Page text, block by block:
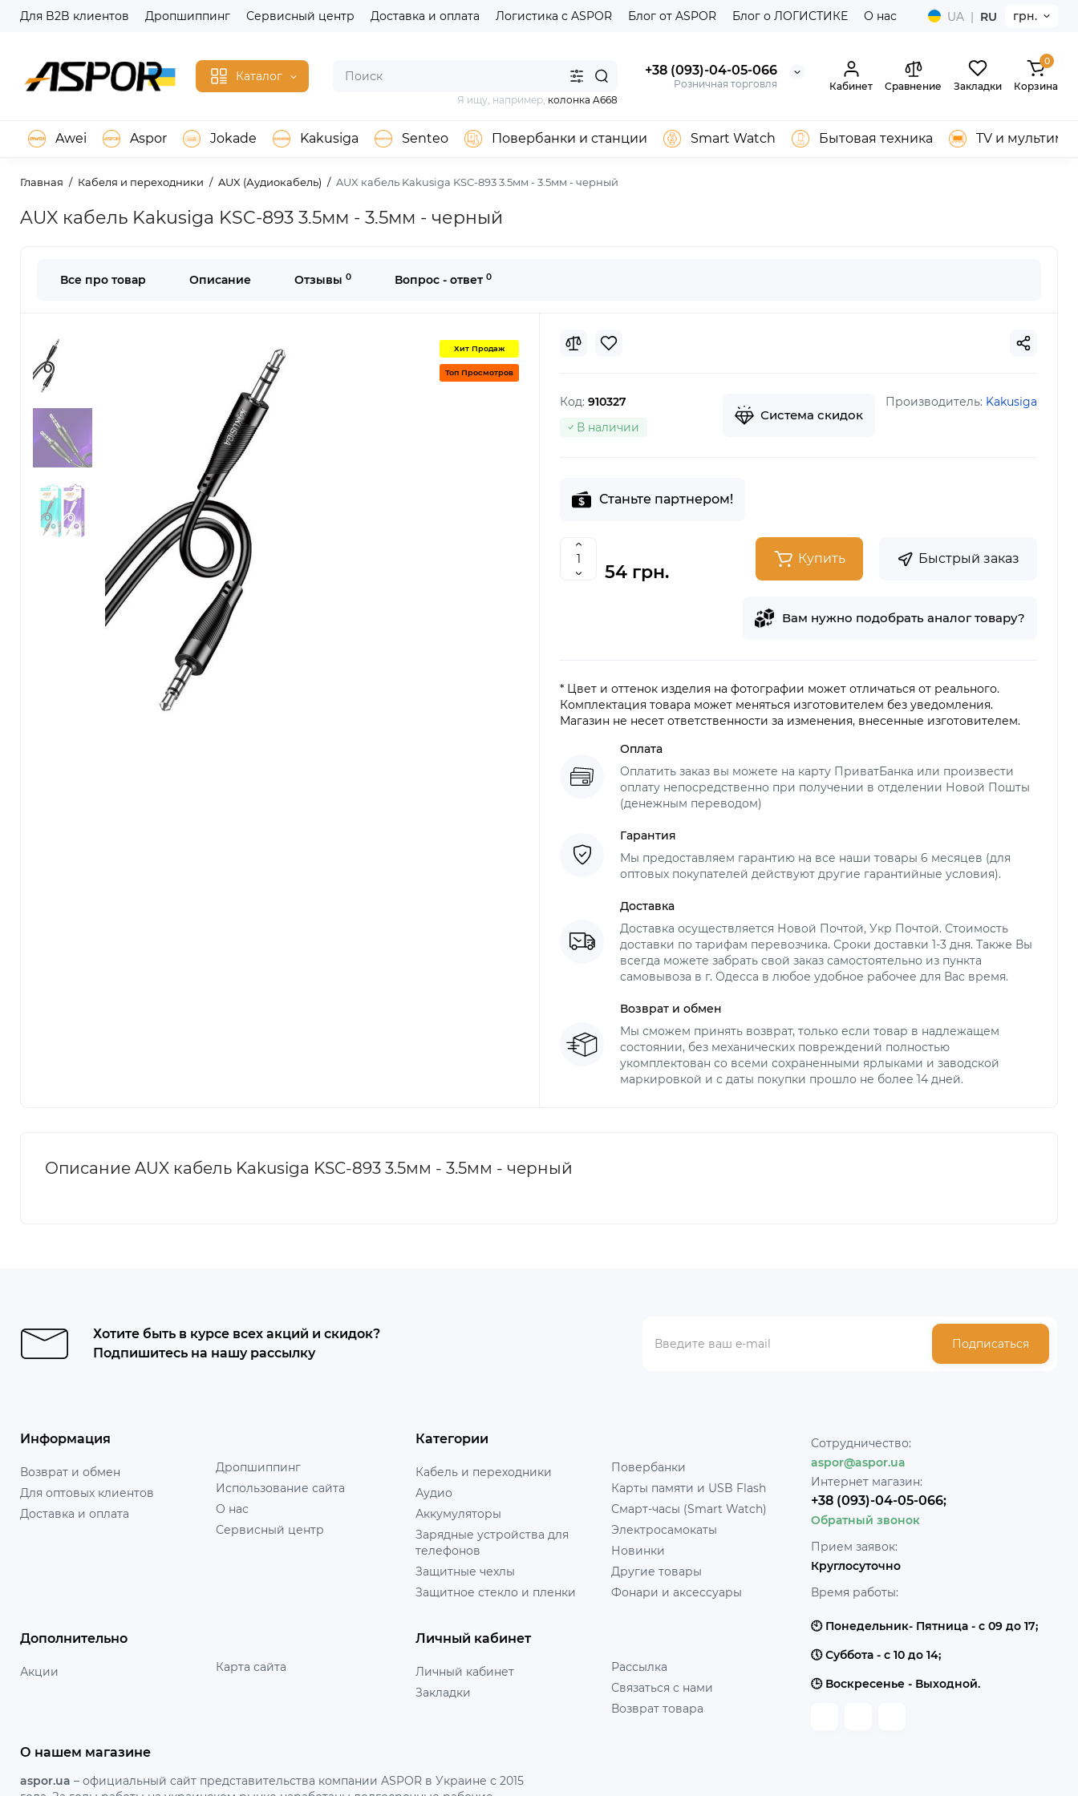
Для B2B клиентов Дропшиппинг Сервисный центр Доставка и оплата Логистика с ASPOR Блог от ASPOR Блог о ЛОГИСТИКЕ О нас UA | RU грн.
Каталог +38 (093)-04-05-066
Розничная торговля
Я ищу, например, колонка A668
Кабинет Сравнение Закладки
0
Корзина
Awei Aspor Jokade Kakusiga Senteo Повербанки и станции Smart Watch Бытовая техника TV и
Главная Кабеля и переходники AUX (Аудиокабель) AUX кабель Kakusiga KSC-893 3.5мм - 3.5мм - черный
AUX кабель Kakusiga KSC-893 3.5мм - 3.5мм - черный
Все про товар Описание Отзывы 0 Вопрос - ответ 0
Хит Продаж
Топ Просмотров
Код: 910327 Производитель: Kakusiga
В наличии
Система скидок
Станьте партнером!
54 грн.
Купить Быстрый заказ
Вам нужно подобрать аналог товару?
* Цвет и оттенок изделия на фотографии может отличаться от реального.
Комплектация товара может меняться изготовителем без уведомления.
Магазин не несет ответственности за изменения, внесенные изготовителем.
Оплата
Оплатить заказ вы можете на карту ПриватБанка или произвести
оплату непосредственно при получении в отделении Новой Пошты
(денежным переводом)
Гарантия
Мы предоставляем гарантию на все наши товары 6 месяцев (для
оптовых покупателей действуют другие гарантийные условия).
Доставка
Доставка осуществляется Новой Почтой, Укр Почтой. Стоимость
доставки по тарифам перевозчика. Сроки доставки 1-3 дня. Также Вы
всегда можете забрать свой заказ самостоятельно из пункта
самовывоза в г. Одесса в любое удобное рабочее для Вас время.
Возврат и обмен
Мы сможем принять возврат, только если товар в надлежащем
состоянии, без механических повреждений полностью
укомплектован со всеми сохраненными ярлыками и заводской
маркировкой и с даты покупки прошло не более 14 дней.
Описание AUX кабель Kakusiga KSC-893 3.5мм - 3.5мм - черный
Хотите быть в курсе всех акций и скидок?
Подпишитесь на нашу рассылку
Подписаться
Информация
Возврат и обмен
Для оптовых клиентов
Доставка и оплата
Дропшиппинг
Использование сайта
О нас
Сервисный центр
Категории
Кабель и переходники
Аудио
Аккумуляторы
Зарядные устройства для
телефонов
Защитные чехлы
Защитное стекло и пленки
Повербанки
Карты памяти и USB Flash
Смарт-часы (Smart Watch)
Электросамокаты
Новинки
Другие товары
Фонари и аксессуары
Дополнительно
Акции Карта сайта
Личный кабинет
Личный кабинет
Закладки
Рассылка
Связаться с нами
Возврат товара
Сотрудничество:
aspor@aspor.ua
Интернет магазин:
+38 (093)-04-05-066;
Обратный звонок
Прием заявок:
Круглосуточно
Время работы:
🕙 Понедельник- Пятница - с 09 до 17;
🕔 Суббота - с 10 до 14;
🕒 Воскресенье - Выходной.
О нашем магазине
aspor.ua – официальный сайт представительства компании ASPOR в Украине с 2015